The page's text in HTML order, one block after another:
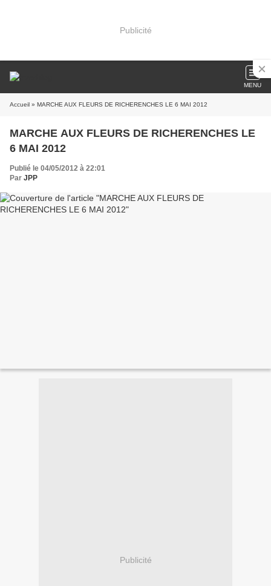
Publicité
MENU
Accueil » MARCHE AUX FLEURS DE RICHERENCHES LE 6 MAI 2012
MARCHE AUX FLEURS DE RICHERENCHES LE
6 MAI 2012
Publié le 04/05/2012 à 22:01
Par JPP
Publicité